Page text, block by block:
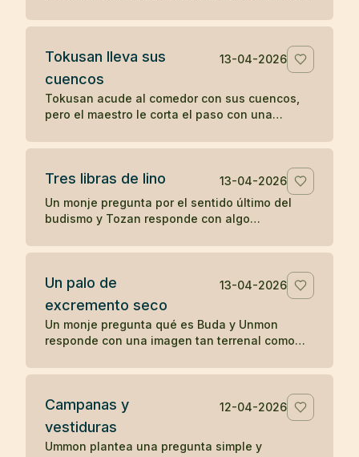
formulación.
Tokusan lleva sus
cuencos
13-04-2026
Tokusan acude al comedor con sus cuencos,
pero el maestro le corta el paso con una
comprensión. Un koan sobre atención y
Tres libras de lino
13-04-2026
Un monje pregunta por el sentido último del
budismo y Tozan responde con algo
koan sobre la realidad inmediata.
Un palo de
excremento seco
13-04-2026
Un monje pregunta qué es Buda y Unmon
responde con una imagen tan terrenal como
Campanas y
vestiduras
12-04-2026
Ummon plantea una pregunta simple y